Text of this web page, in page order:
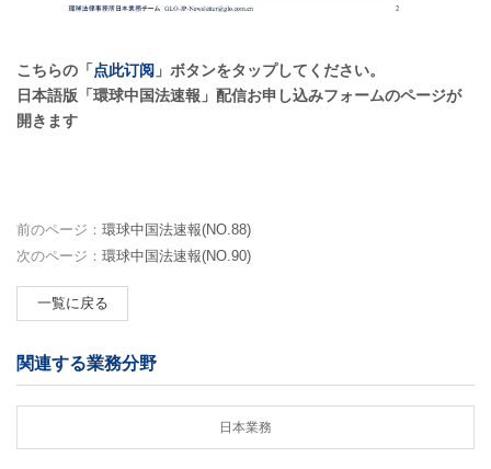
こちらの「点此订阅 」ボタンをタップしてください。
日本語版「環球中国法速報」配信お申し込みフォームのページが
開きます
前のページ： 環球中国法速報(NO.88)
次のページ： 環球中国法速報(NO.90)
一覧に戻る
関連する業務分野
日本業務